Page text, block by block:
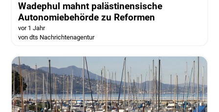
Wadephul mahnt palästinensische
Autonomiebehörde zu Reformen
vor 1 Jahr
von dts Nachrichtenagentur